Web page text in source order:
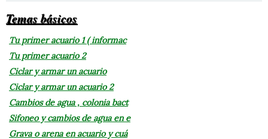
Temas básicos
Tu primer acuario 1 ( informac
Tu primer acuario 2
Ciclar y armar un acuario
Ciclar y armar un acuario 2
Cambios de agua , colonia bact
Sifoneo y cambios de agua en e
Grava o arena en acuario y cuá